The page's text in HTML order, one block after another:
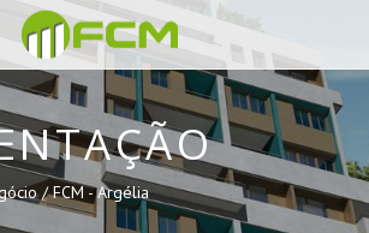
/FCM - Argélia